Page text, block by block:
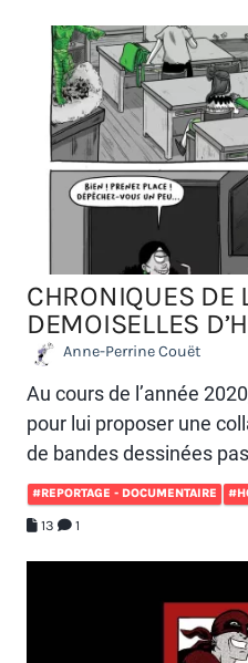
CHRONIQUES DE
DEMOISELLES
Anne-Perrine Couët
Au cours de l’année
pour lui proposer une
de bandes dessinées
#REPORTAGE - DOCUMENTAIRE
13 1